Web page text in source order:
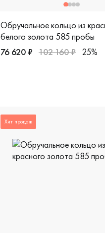
Обручальное кольцо из
белого золота 585 пробы
Женские, мужские, парные,
76 620 ₽ 102 160 ₽ 25%
Хит продаж